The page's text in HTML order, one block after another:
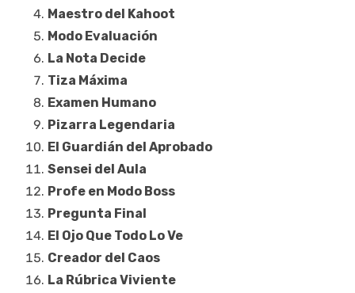
Maestro del Kahoot
Modo Evaluación
La Nota Decide
Tiza Máxima
Examen Humano
Pizarra Legendaria
El Guardián del Aprobado
Sensei del Aula
Profe en Modo Boss
Pregunta Final
El Ojo Que Todo Lo Ve
Creador del Caos
La Rúbrica Viviente